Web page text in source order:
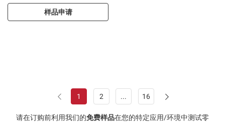
样品申请
1 2 ... 16
请在订购前利用我们的免费样品在您的特定应用/环境中测试零